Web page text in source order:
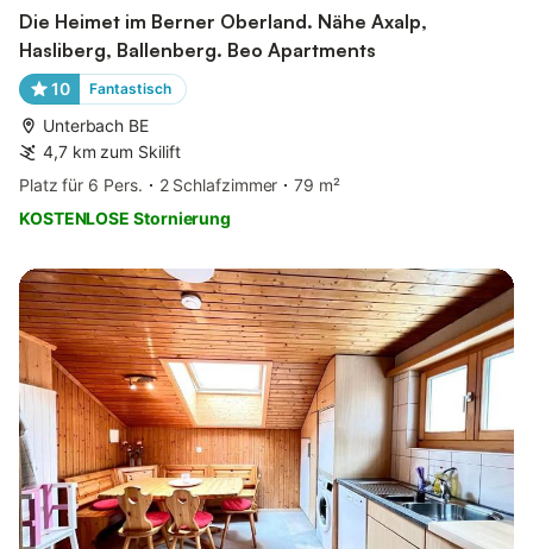
Die Heimet im Berner Oberland. Nähe Axalp,
Hasliberg, Ballenberg. Beo Apartments
10 Fantastisch
Unterbach BE
4,7 km zum Skilift
Platz für 6 Pers.
2 Schlafzimmer
79 m²
KOSTENLOSE Stornierung